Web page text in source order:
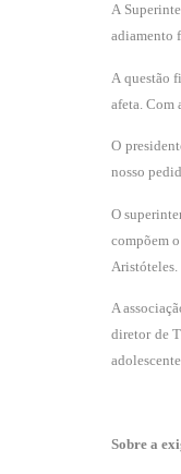
A
adiamento
A questão
afeta. Com
O
nosso
O
compõem
Aristóteles.
A
diretor de
Sobre a